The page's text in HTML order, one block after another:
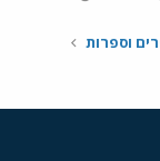
וספרות